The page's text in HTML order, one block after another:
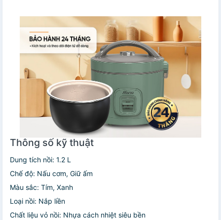
Thông số kỹ thuật
Dung tích nồi: 1.2 L
Chế độ: Nấu cơm, Giữ ấm
Màu sắc: Tím, Xanh
Loại nồi: Nắp liền
Chất liệu vỏ nồi: Nhựa cách nhiệt siêu bền